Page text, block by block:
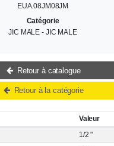
Valeur
1/2 "
EUA.08JM08JM
Catégorie
JIC MALE - JIC MALE
Retour à catalogue
Retour à la catégorie